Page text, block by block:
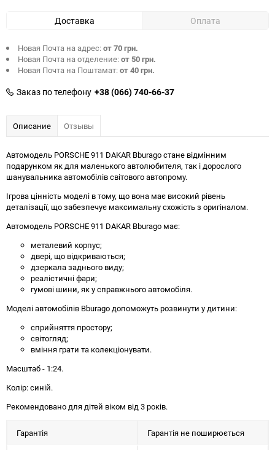
Доставка Оплата
Новая Почта на адрес:от 70 грн.
Новая Почта на отделение:от 50 грн.
Новая Почта на Поштамат:от 40 грн.
Заказ по телефону +38 (066) 740-66-37
Описание Отзывы
Автомодель PORSCHE 911 DAKAR Bburago стане відмінним
подарунком як для маленького автолюбителя, так і дорослого
шанувальника автомобілів світового автопрому.
Ігрова цінність моделі в тому, що вона має високий рівень
деталізації, що забезпечує максимальну схожість з оригіналом.
Автомодель PORSCHE 911 DAKAR Bburago має:
металевий корпус;
двері, що відкриваються;
дзеркала заднього виду;
реалістичні фари;
гумові шини, як у справжнього автомобіля.
Моделі автомобілів Bburago допоможуть розвинути у дитини:
сприйняття простору;
світогляд;
вміння грати та колекціонувати.
Масштаб - 1:24.
Колір: синій.
Рекомендовано для дітей віком від 3 років.
Гарантія Гарантія не поширюється